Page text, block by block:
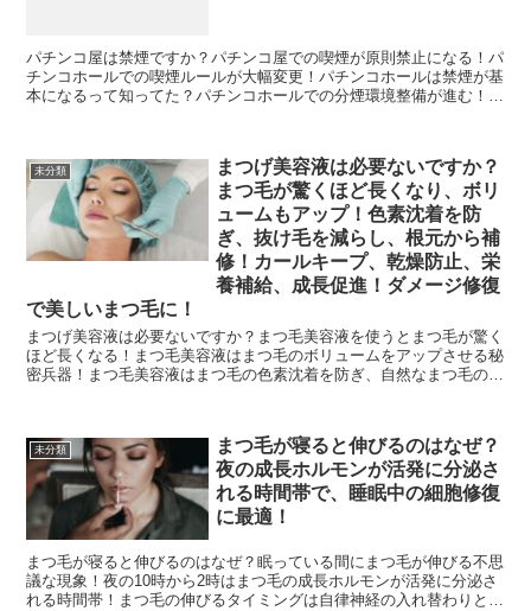
パチンコ屋は禁煙ですか？パチンコ屋での喫煙が原則禁止になる！パ
チンコホールでの喫煙ルールが大幅変更！パチンコホールは禁煙が基
本になるって知ってた？パチンコホールでの分煙環境整備が進む！パ
未分類
まつげ美容液は必要ないですか？
まつ毛が驚くほど長くなり、ボリ
ュームもアップ！色素沈着を防
ぎ、抜け毛を減らし、根元から補
修！カールキープ、乾燥防止、栄
養補給、成長促進！ダメージ修復
で美しいまつ毛に！
まつげ美容液は必要ないですか？まつ毛美容液を使うとまつ毛が驚く
ほど長くなる！まつ毛美容液はまつ毛のボリュームをアップさせる秘
密兵器！まつ毛美容液はまつ毛の色素沈着を防ぎ、自然なまつ毛の色
未分類
まつ毛が寝ると伸びるのはなぜ？
夜の成長ホルモンが活発に分泌さ
れる時間帯で、睡眠中の細胞修復
に最適！
まつ毛が寝ると伸びるのはなぜ？眠っている間にまつ毛が伸びる不思
議な現象！夜の10時から2時はまつ毛の成長ホルモンが活発に分泌さ
れる時間帯！まつ毛の伸びるタイミングは自律神経の入れ替わりと関